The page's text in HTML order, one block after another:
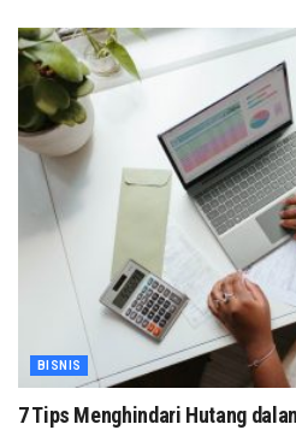
BISNIS
7 Tips Menghindari Hutang